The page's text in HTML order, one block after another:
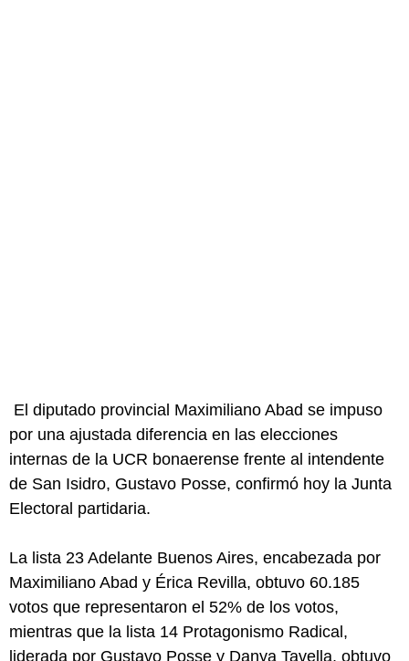
El diputado provincial Maximiliano Abad se impuso
por una ajustada diferencia en las elecciones
internas de la UCR bonaerense frente al intendente
de San Isidro, Gustavo Posse, confirmó hoy la Junta
Electoral partidaria.
La lista 23 Adelante Buenos Aires, encabezada por
Maximiliano Abad y Érica Revilla, obtuvo 60.185
votos que representaron el 52% de los votos,
mientras que la lista 14 Protagonismo Radical,
liderada por Gustavo Posse y Danya Tavella, obtuvo